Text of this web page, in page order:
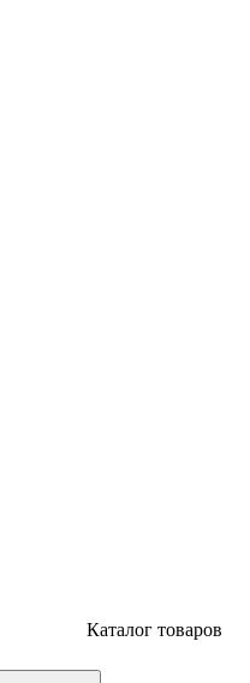
Каталог товаров